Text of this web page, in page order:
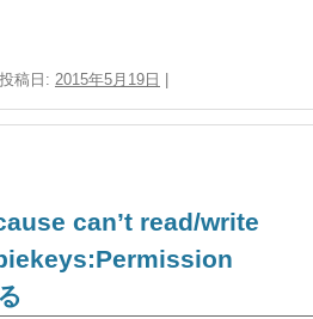
稿日: 2015年5月19日
can’t read/write